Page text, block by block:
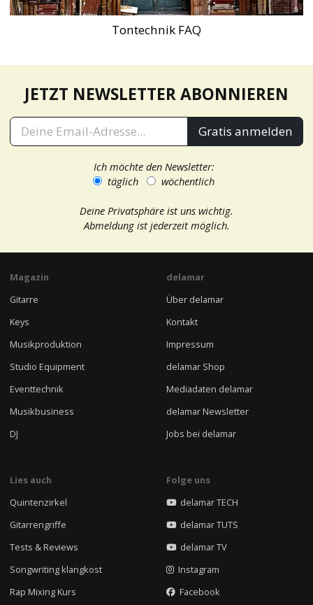
Tontechnik FAQ
JETZT NEWSLETTER ABONNIEREN
Gratis anmelden
Ich möchte den Newsletter:
täglich
wöchentlich
Deine Privatsphäre ist uns wichtig.
Abmeldung ist jederzeit möglich.
Magazin
Gitarre
Keys
Musikproduktion
Studio Equipment
Eventtechnik
Musikbusiness
DJ
delamar
Über delamar
Kontakt
Impressum
delamar Shop
Mediadaten delamar
delamar Newsletter
Jobs bei delamar
Lies auch
Quintenzirkel
Gitarrengriffe
Tests & Reviews
Songwriting klangkost
Rap Mixing Kurs
Folge uns
delamar TECH
delamar TUTS
delamar TV
Instagram
Facebook